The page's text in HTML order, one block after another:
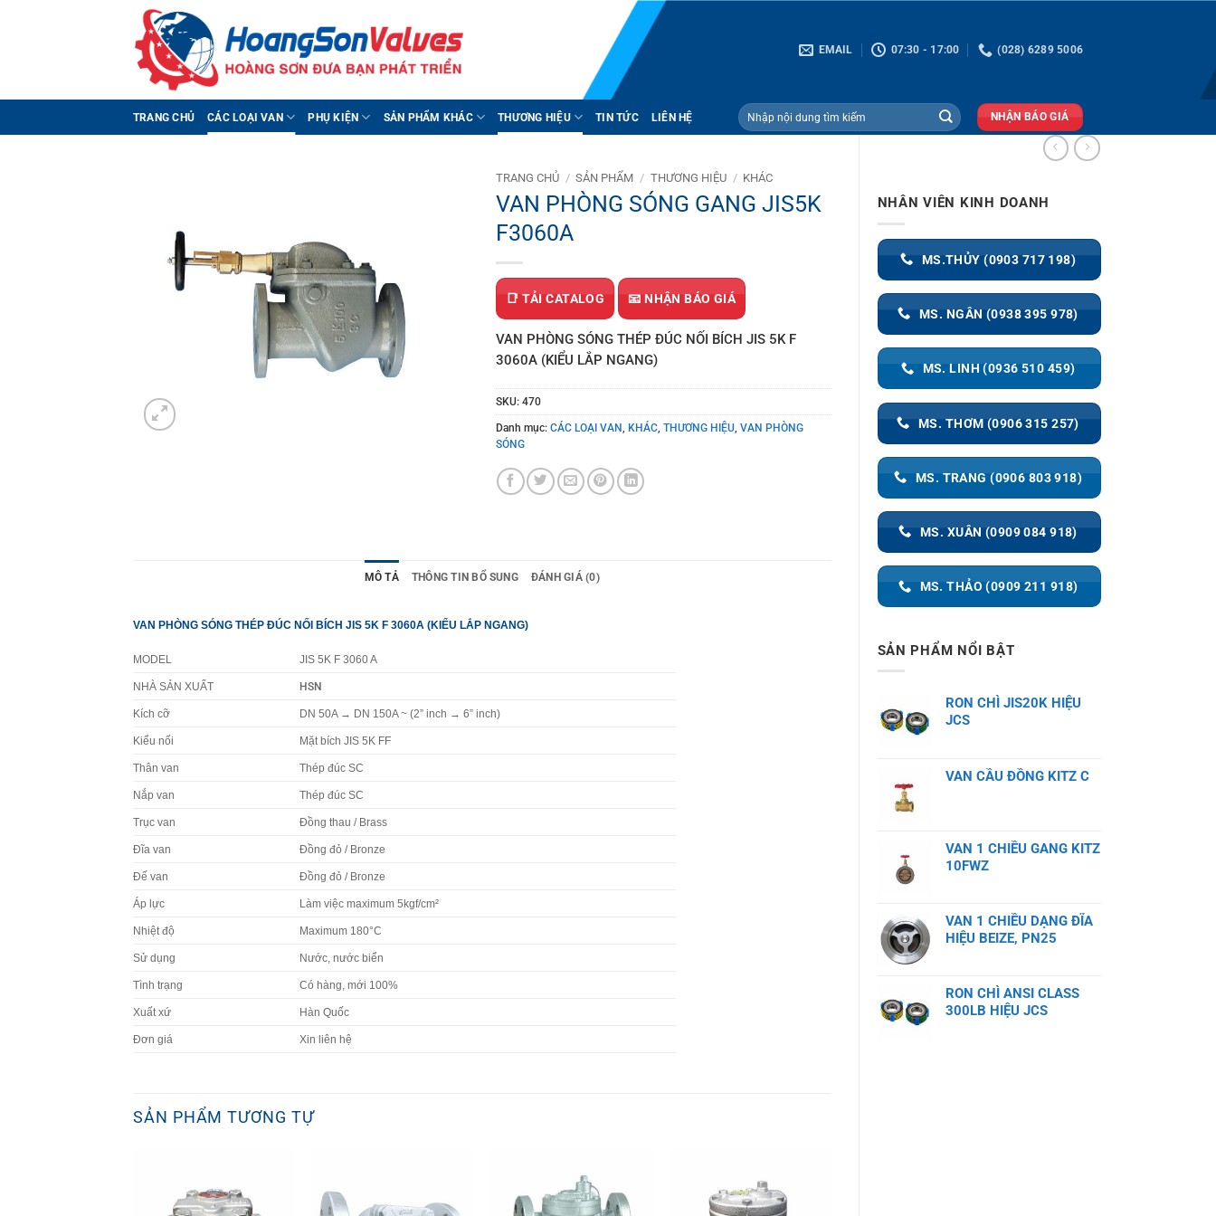
EMAIL 07:30 - 17:00 (028) 6289 5006
TRANG CHỦ CÁC LOẠI VAN PHỤ KIỆN SẢN PHẨM KHÁC THƯƠNG HIỆU TIN TỨC LIÊN HỆ
Tìm
kiếm:
NHẬN BÁO GIÁ
NHÂN VIÊN KINH DOANH
MS.THỦY (0903 717 198)
MS. NGÂN (0938 395 978)
MS. LINH (0936 510 459)
MS. THƠM (0906 315 257)
MS. TRANG (0906 803 918)
MS. XUÂN (0909 084 918)
MS. THẢO (0909 211 918)
SẢN PHẨM NỔI BẬT
RON CHÌ JIS20K HIỆU
JCS
VAN CẦU ĐỒNG KITZ C
VAN 1 CHIỀU GANG KITZ
10FWZ
VAN 1 CHIỀU DẠNG ĐĨA
HIỆU BEIZE, PN25
RON CHÌ ANSI CLASS
300LB HIỆU JCS
TRANG CHỦ / SẢN PHẨM / THƯƠNG HIỆU / KHÁC
VAN PHÒNG SÓNG GANG JIS5K
F3060A
📑 TẢI CATALOG 📧 NHẬN BÁO GIÁ
VAN PHÒNG SÓNG THÉP ĐÚC NỐI BÍCH JIS 5K F
3060A (KIỂU LẮP NGANG)
SKU: 470
Danh mục: CÁC LOẠI VAN, KHÁC, THƯƠNG HIỆU, VAN PHÒNG
SÓNG
MÔ TẢ THÔNG TIN BỔ SUNG ĐÁNH GIÁ (0)
VAN PHÒNG SÓNG THÉP ĐÚC NỐI BÍCH JIS 5K F 3060A (KIỂU LẮP NGANG)
MODEL JIS 5K F 3060 A
NHÀ SẢN XUẤT HSN
Kích cỡ DN 50A → DN 150A ~ (2” inch → 6” inch)
Kiểu nối Mặt bích JIS 5K FF
Thân van Thép đúc SC
Nắp van Thép đúc SC
Trục van Đồng thau / Brass
Đĩa van Đồng đỏ / Bronze
Đế van Đồng đỏ / Bronze
Áp lực Làm việc maximum 5kgf/cm²
Nhiệt độ Maximum 180°C
Sử dụng Nước, nước biển
Tình trạng Có hàng, mới 100%
Xuất xứ Hàn Quốc
Đơn giá Xin liên hệ
SẢN PHẨM TƯƠNG TỰ